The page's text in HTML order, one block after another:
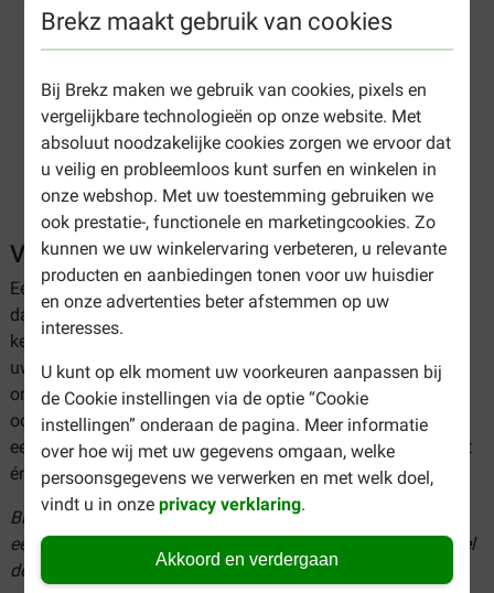
Brekz maakt gebruik van cookies
Bij Brekz maken we gebruik van cookies, pixels en
vergelijkbare technologieën op onze website. Met
absoluut noodzakelijke cookies zorgen we ervoor dat
u veilig en probleemloos kunt surfen en winkelen in
onze webshop. Met uw toestemming gebruiken we
ook prestatie-, functionele en marketingcookies. Zo
kunnen we uw winkelervaring verbeteren, u relevante
producten en aanbiedingen tonen voor uw huisdier
en onze advertenties beter afstemmen op uw
interesses.
U kunt op elk moment uw voorkeuren aanpassen bij
de Cookie instellingen via de optie “Cookie
instellingen” onderaan de pagina. Meer informatie
over hoe wij met uw gegevens omgaan, welke
persoonsgegevens we verwerken en met welk doel,
vindt u in onzeprivacy verklaring.
Akkoord en verdergaan
Voerbak en drinkfontein voor de kat
Eén van de belangrijkste dingen voor een kat is zijn
dagelijkse kost. Op deze pagina heeft u uiteenlopende
keuzes omtrent de manier waarop u het voer en water aan
uw kat aanbiedt. Er zijn drinkfonteinen, voerbakken die
ontworpen zijn met een topdesign en standaard bakken die
ook prima dienst doen. Bekijk snel ons assortiment voor
eenvoerbak en drinkfontein voor de katvan hoge kwaliteit
én voor de scherpste prijs.
Bij Brekz kunt u een voerbak en drinkfontein voor de kat
eenvoudig online bestellen. Bekijk ons assortiment en bestel
de beste kattenaccessoires tegen de scherpste prijzen!